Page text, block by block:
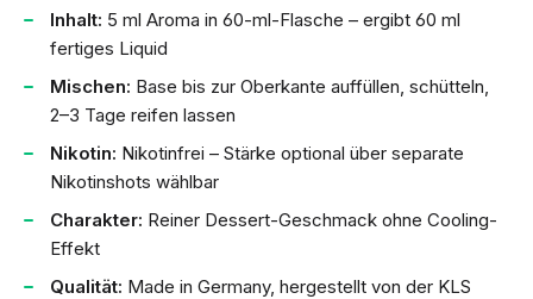
Inhalt: 5 ml Aroma in 60-ml-Flasche – ergibt 60 ml
fertiges Liquid
Mischen: Base bis zur Oberkante auffüllen, schütteln,
2–3 Tage reifen lassen
Nikotin: Nikotinfrei – Stärke optional über separate
Nikotinshots wählbar
Charakter: Reiner Dessert-Geschmack ohne Cooling-
Effekt
Qualität: Made in Germany, hergestellt von der KLS